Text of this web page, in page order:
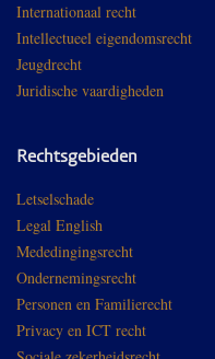
Internationaal recht
Intellectueel eigendomsrecht
Jeugdrecht
Juridische vaardigheden
Rechtsgebieden
Letselschade
Legal English
Mededingingsrecht
Ondernemingsrecht
Personen en Familierecht
Privacy en ICT recht